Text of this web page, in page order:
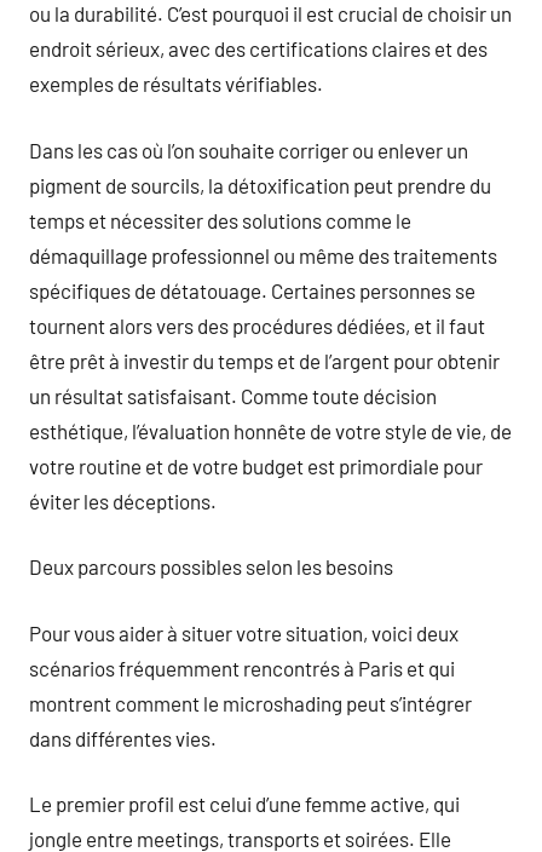
ou la durabilité. C’est pourquoi il est crucial de choisir un
endroit sérieux, avec des certifications claires et des
exemples de résultats vérifiables.
Dans les cas où l’on souhaite corriger ou enlever un
pigment de sourcils, la détoxification peut prendre du
temps et nécessiter des solutions comme le
démaquillage professionnel ou même des traitements
spécifiques de détatouage. Certaines personnes se
tournent alors vers des procédures dédiées, et il faut
être prêt à investir du temps et de l’argent pour obtenir
un résultat satisfaisant. Comme toute décision
esthétique, l’évaluation honnête de votre style de vie, de
votre routine et de votre budget est primordiale pour
éviter les déceptions.
Deux parcours possibles selon les besoins
Pour vous aider à situer votre situation, voici deux
scénarios fréquemment rencontrés à Paris et qui
montrent comment le microshading peut s’intégrer
dans différentes vies.
Le premier profil est celui d’une femme active, qui
jongle entre meetings, transports et soirées. Elle